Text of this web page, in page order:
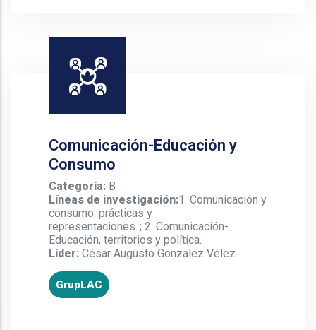
Comunicación-Educación y
Consumo
Categoría: B
Líneas de investigación:1. Comunicación y
consumo: prácticas y
representaciones..; 2. Comunicación-
Educación, territorios y política.
Líder: César Augusto González Vélez
GrupLAC